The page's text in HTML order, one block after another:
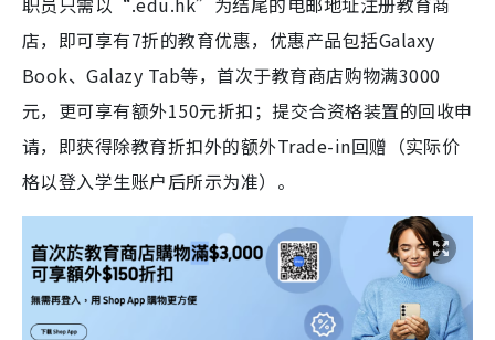
店，即可享有7折的教育优惠，优惠产品包括Galaxy
Book、Galazy Tab等，首次于教育商店购物满3000
元，更可享有额外150元折扣；提交合资格装置的回收申
请，即获得除教育折扣外的额外Trade-in回赠（实际价
格以登入学生账户后所示为准）。